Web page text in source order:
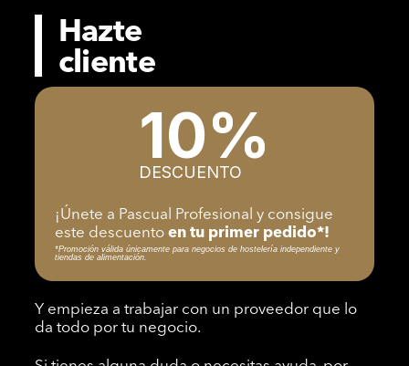
Hazte
cliente
10%
DESCUENTO
¡Únete a Pascual Profesional y consigue
este descuentoen tu primer pedido*!
*Promoción válida únicamente para negocios de hostelería independiente y
tiendas de alimentación.
Y empieza a trabajar con un proveedor que lo
da todo por tu negocio.